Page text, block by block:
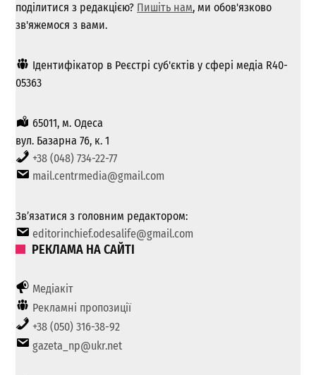
поділитися з редакцією? Пишіть нам, ми обов'язково
зв'яжемося з вами.
Ідентифікатор в Реєстрі суб'єктів у сфері медіа R40-
05363
65011, м. Одеса
вул. Базарна 76, к. 1
+38 (048) 734-22-77
mail.centrmedia@gmail.com
Зв’язатися з головним редактором:
editorinchief.odesalife@gmail.com
РЕКЛАМА НА САЙТІ
Медіакіт
Рекламні пропозиції
+38 (050) 316-38-92
gazeta_np@ukr.net